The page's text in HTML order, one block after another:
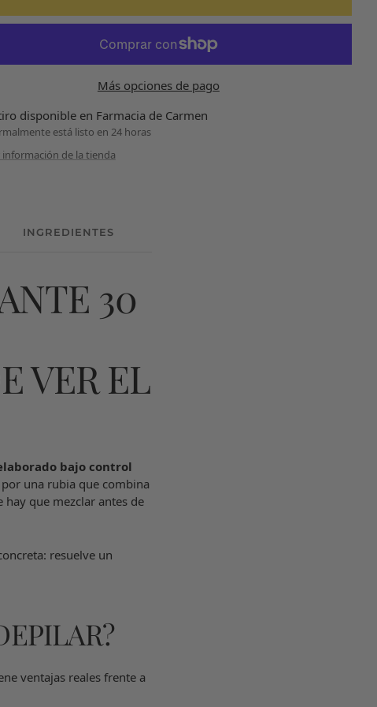
Más opciones de pago
disponible en Farmacia de Carmen
está listo en 24 horas
información de la tienda
INGREDIENTES
30
VER EL
bajo control
una rubia que combina
hay que mezclar antes de
resuelve un
ventajas reales frente a